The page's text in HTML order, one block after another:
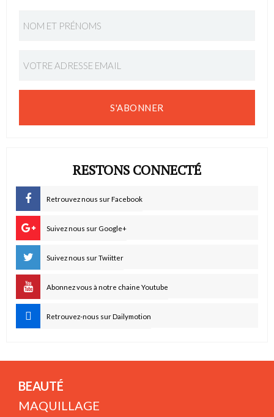
S'ABONNER
RESTONS CONNECTÉ
Retrouvez nous sur Facebook
Suivez nous sur Google+
Suivez nous sur Twiitter
Abonnez vous à notre chaine Youtube
Retrouvez-nous sur Dailymotion
BEAUTÉ
MAQUILLAGE